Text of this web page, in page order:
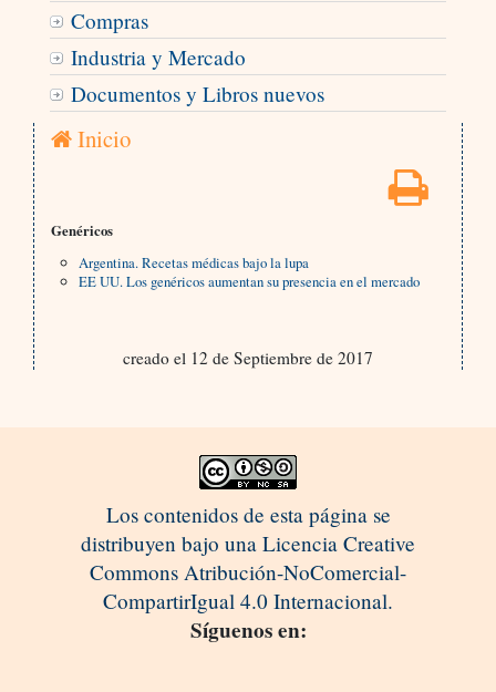
Compras
Industria y Mercado
Documentos y Libros nuevos
Inicio
Genéricos
Argentina. Recetas médicas bajo la lupa
EE UU. Los genéricos aumentan su presencia en el mercado
creado el 12 de Septiembre de 2017
Los contenidos de esta página se
distribuyen bajo una Licencia Creative
Commons Atribución-NoComercial-
CompartirIgual 4.0 Internacional.
Síguenos en: